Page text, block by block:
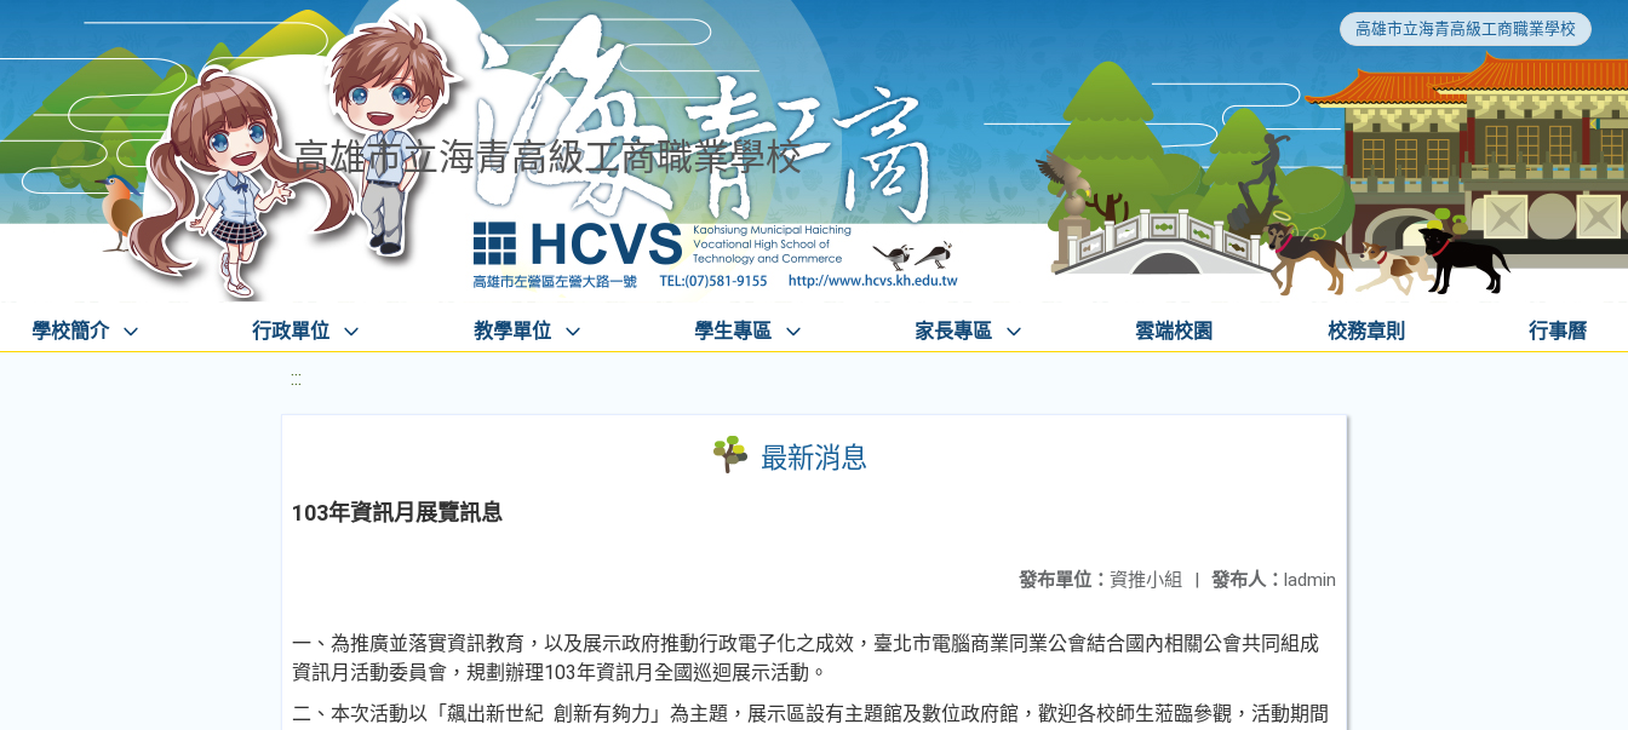
高雄市立海青高級工商職業學校
高雄市立海青高級工商職業學校
學校簡介 行政單位 教學單位 學生專區 家長專區 雲端校園 校務章則 行事曆
:::
最新消息
103年資訊月展覽訊息
發布人： ladmin
發布單位： 資推小組 |
一、為推廣並落實資訊教育，以及展示政府推動行政電子化之成效，臺北市電腦商業同業公會結合國內相關公會共同組成
資訊月活動委員會，規劃辦理103年資訊月全國巡迴展示活動。
二、本次活動以「飆出新世紀 創新有夠力」為主題，展示區設有主題館及數位政府館，歡迎各校師生蒞臨參觀，活動期間